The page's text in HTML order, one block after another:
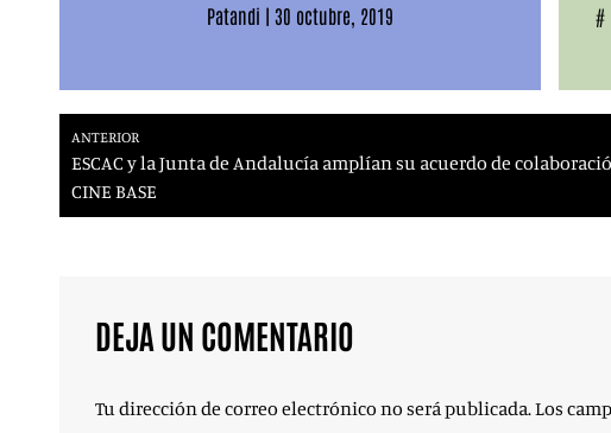
Patandi | 30 octubre, 2019 #
ANTERIOR
ESCAC y la Junta de Andalucía amplían su acuerdo de
CINE BASE
DEJA UN COMENTARIO
Tu dirección de correo electrónico no será publicada.Los